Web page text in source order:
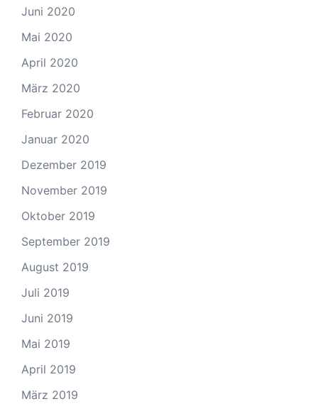
Juni 2020
Mai 2020
April 2020
März 2020
Februar 2020
Januar 2020
Dezember 2019
November 2019
Oktober 2019
September 2019
August 2019
Juli 2019
Juni 2019
Mai 2019
April 2019
März 2019